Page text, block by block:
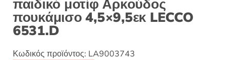
παιδικό μοτίφ Αρκούδος
πουκάμισο 4,5×9,5εκ LECCO
6531.D
Κωδικός προϊόντος: LA9003743